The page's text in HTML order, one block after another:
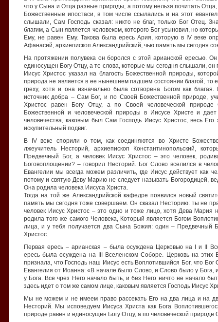
что у Сына и Отца разные природы, а потому нельзя почитать
Божественные ипостаси, в том числе ссылались и на этот
слышали, Сам Господь сказал: никто не благ, только Бог Отец.
благим, а Сын является человеком, которого Бог усыновил, но
Ему, не равен Ему. Такова была ересь Ария, которую в IV веке
Афанасий, архиепископ Александрийский, чью память мы сегодня
На протяжении полувека он боролся с этой арианской ересью.
единосущен Богу Отцу, а те слова, которые мы сегодня слышали, он
Иисус Христос указал на благость Божественной природы,
природа не является в ее нынешнем падшем состоянии благой, то
греху, хотя и она изначально была сотворена Богом как
источник добра – Сам Бог, и по Своей Божественной природе,
Христос равен Богу Отцу, а по Своей человеческой
Божественной и человеческой природы в Иисусе Христе и
человечества, каковым был Сам Господь Иисус Христос, весь
искупительный подвиг.
В IV веке спорили о том, как соединяются во Христе
лжеучитель Несторий, архиепископ Константинопольский,
Предвечный Бог, а человек Иисус Христос – это человек,
Боговоплощении? – говорил Несторий. Бог Слово вселился в
Евангелии мы всегда можем различить, где Иисус действует как
потому и святую Деву Марию не следует называть Богородицей,
Она родила человека Иисуса Христа.
Тогда на той же Александрийской кафедре появился новый
память мы сегодня тоже совершаем. Он сказал Несторию: ты не
человек Иисус Христос – это одно и тоже лицо, хотя Дева Мария
родила того же самого Человека, Который является Богом
лица, и у тебя получается два Сына Божия: один – Предвечный
Христос.
Первая ересь – арианская – была осуждена Церковью на I и II
ересь была осуждена на III Вселенском Соборе. Церковь на этих
признала, что Господь наш Иисус есть Воплотившийся Бог, что Бог
Евангелия от Иоанна: «В начале было Слово, и Слово было у
у Бога. Все чрез Него начало быть, и без Него ничто не начало
здесь идет о том же самом лице, каковым является Господь Иисус
Мы не можем и не имеем право рассекать Его на два лица и на
Несторий. Мы исповедуем Иисуса Христа как Бога
природе равен и единосущен Богу Отцу, а по человеческой природе